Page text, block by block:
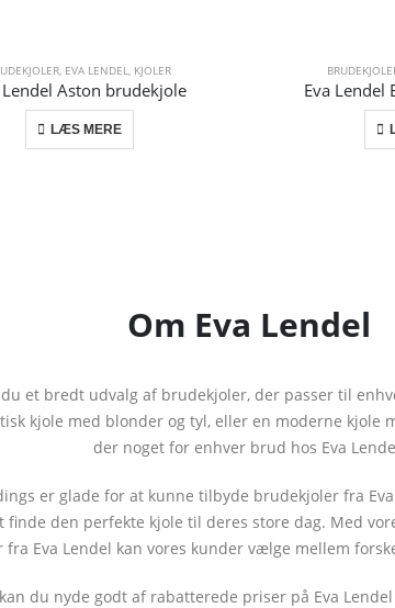
, EVA LENDEL, KJOLER
Lendel Aston brudekjole
LÆS MERE
Eva Lendel
Om Eva Lendel
du et bredt udvalg af brudekjoler, der passer til
kjole med blonder og tyl, eller en moderne kjole
der noget for enhver brud hos Eva
er glade for at kunne tilbyde brudekjoler fra
finde den perfekte kjole til deres store dag. Med
fra Eva Lendel kan vores kunder vælge mellem
du nyde godt af rabatterede priser på Eva